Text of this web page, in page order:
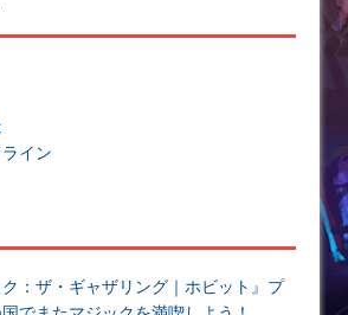
イン
：ザ・ギャザリング｜ホビット』プ